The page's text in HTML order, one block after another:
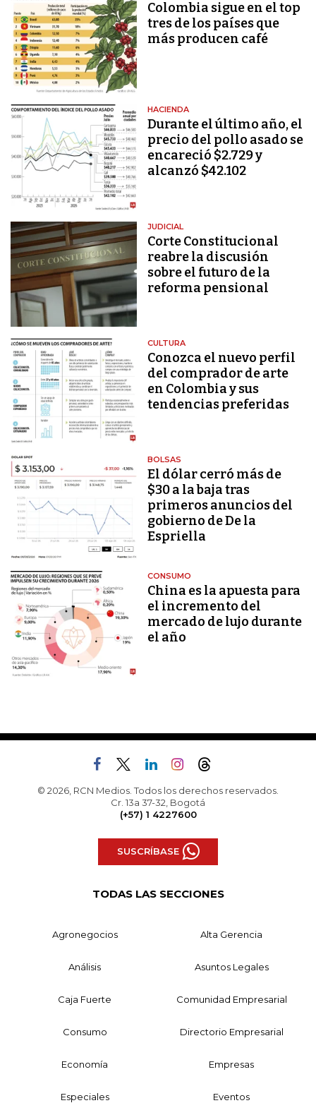
Colombia sigue en el top
tres de los países que
más producen café
HACIENDA
Durante el último año, el
precio del pollo asado se
encareció $2.729 y
alcanzó $42.102
JUDICIAL
Corte Constitucional
reabre la discusión
sobre el futuro de la
reforma pensional
CULTURA
Conozca el nuevo perfil
del comprador de arte
en Colombia y sus
tendencias preferidas
BOLSAS
El dólar cerró más de
$30 a la baja tras
primeros anuncios del
gobierno de De la
Espriella
CONSUMO
China es la apuesta para
el incremento del
mercado de lujo durante
el año
© 2026, RCN Medios. Todos los derechos reservados.
Cr. 13a 37-32, Bogotá
(+57) 1 4227600
SUSCRÍBASE
TODAS LAS SECCIONES
Agronegocios Alta Gerencia
Análisis Asuntos Legales
Caja Fuerte Comunidad Empresarial
Consumo Directorio Empresarial
Economía Empresas
Especiales Eventos